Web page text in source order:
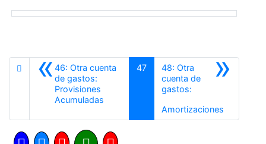
«46: Otra cuenta
de gastos:
Provisiones
Acumuladas
47 »
48: Otra
cuenta de
gastos:
AmortizacionesSiguiente